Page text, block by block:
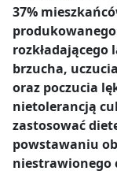
37%
rozkładającego
brzucha,
oraz poczucia
nietolerancją
zastosować
powstawaniu
niestrawionego